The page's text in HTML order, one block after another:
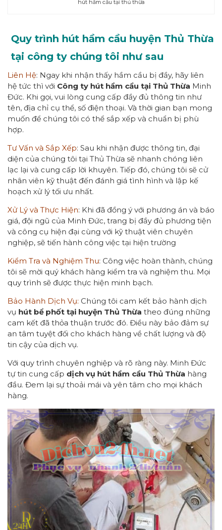
hút hầm cầu tại thủ thừa
Quy trình hút hầm cầu huyện Thủ Thừa
tại công ty chúng tôi như sau
Liên Hệ: Ngay khi nhận thấy hầm cầu bị đầy, hãy liên
hệ tức thì với Công ty hút hầm cầu tại Thủ Thừa Minh
Đức. Khi gọi, vui lòng cung cấp đầy đủ thông tin như
tên, địa chỉ cụ thể, số điện thoại. Và thời gian bạn mong
muốn để chúng tôi có thể sắp xếp và chuẩn bị phù
hợp.
Tư Vấn và Sắp Xếp: Sau khi nhận được thông tin, đại
diện của chúng tôi tại Thủ Thừa sẽ nhanh chóng liên
lạc lại và cung cấp lời khuyên. Tiếp đó, chúng tôi sẽ cử
nhân viên kỹ thuật đến đánh giá tình hình và lập kế
hoạch xử lý tối ưu nhất.
Xử Lý và Thực Hiện: Khi đã đồng ý với phương án và báo
giá, đội ngũ của Minh Đức, trang bị đầy đủ phương tiện
và công cụ hiện đại cùng với kỹ thuật viên chuyên
nghiệp, sẽ tiến hành công việc tại hiện trường
Kiểm Tra và Nghiệm Thu: Công việc hoàn thành, chúng
tôi sẽ mời quý khách hàng kiểm tra và nghiệm thu. Mọi
quy trình sẽ được thực hiện minh bạch.
Bảo Hành Dịch Vụ: Chúng tôi cam kết bảo hành dịch
vụ hút bể phốt tại huyện Thủ Thừa theo đúng những
cam kết đã thỏa thuận trước đó. Điều này bảo đảm sự
an tâm tuyệt đối cho khách hàng về chất lượng và độ
tin cậy của dịch vụ.
Với quy trình chuyên nghiệp và rõ ràng này. Minh Đức
tự tin cung cấp dịch vụ hút hầm cầu Thủ Thừa hàng
đầu. Đem lại sự thoải mái và yên tâm cho mọi khách
hàng.